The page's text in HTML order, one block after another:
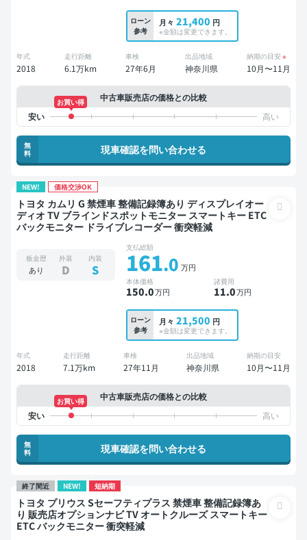
ローン
参考
月々 21,400 円
※金額は変更できます。
年式
2018
走行距離
6.1万km
車検
27年6月
出品地域
神奈川県
納期の目安 ※
10月〜11月
中古車販売店の価格との比較
お買い得
無
料
現車確認を問い合わせる
NEW! 価格交渉OK
トヨタ カムリ G 禁煙車 整備記録簿あり ディスプレイオー
ディオ TV ブラインドスポットモニター スマートキー ETC
バックモニター ドライブレコーダー 衝突軽減
板金歴
あり
外装
D
内装
S
支払総額
161.0 万円
本体価格
150.0万円
諸費用
11.0万円
ローン
参考
月々 21,500 円
※金額は変更できます。
年式
2018
走行距離
7.1万km
車検
27年11月
出品地域
神奈川県
納期の目安
10月〜11月
中古車販売店の価格との比較
お買い得
無
料
現車確認を問い合わせる
終了間近 NEW! 短納期
トヨタ プリウス Sセーフティプラス 禁煙車 整備記録簿あ
り 販売店オプションナビ TV オートクルーズ スマートキー
ETC バックモニター 衝突軽減